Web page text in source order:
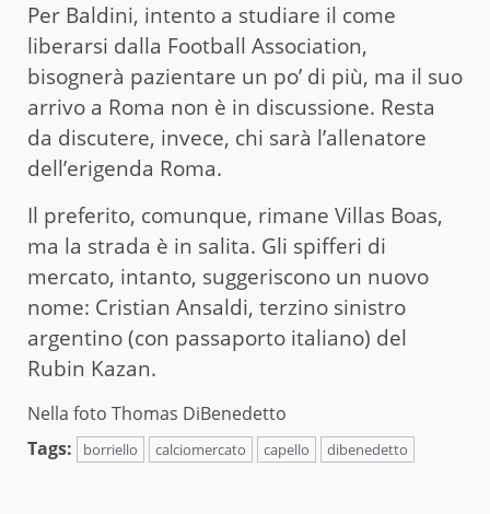
Per Baldini, intento a studiare il come
liberarsi dalla Football Association,
bisognerà pazientare un po’ di più, ma il suo
arrivo a Roma non è in discussione. Resta
da discutere, invece, chi sarà l’allenatore
dell’erigenda Roma.
Il preferito, comunque, rimane Villas Boas,
ma la strada è in salita. Gli spifferi di
mercato, intanto, suggeriscono un nuovo
nome: Cristian Ansaldi, terzino sinistro
argentino (con passaporto italiano) del
Rubin Kazan.
Nella foto Thomas DiBenedetto
Tags:
borriello calciomercato capello dibenedetto